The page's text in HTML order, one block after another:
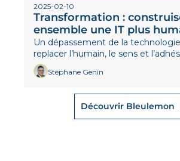
2025-02-10
Transformation :
ensemble une IT plus
Un dépassement de la
replacer l’humain, le sens et
au centre.
Stéphane Genin
Découvrir Bleulemon